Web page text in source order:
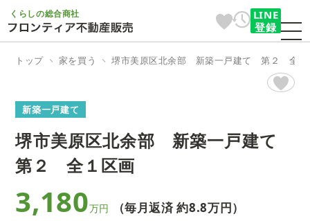
くらしの総合商社
LINE
登録
トップ 家を買う 堺市美原区北余部 新築一戸建て 第２ 全１
新築一戸建て
堺市美原区北余部 新築一戸建て
第２ 全１区画
3,180万円 （毎月返済 約8.8万円）